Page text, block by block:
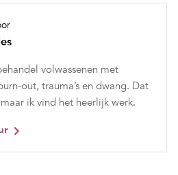
volwassenen met
out, trauma’s en dwang. Dat
ik vind het heerlijk werk.